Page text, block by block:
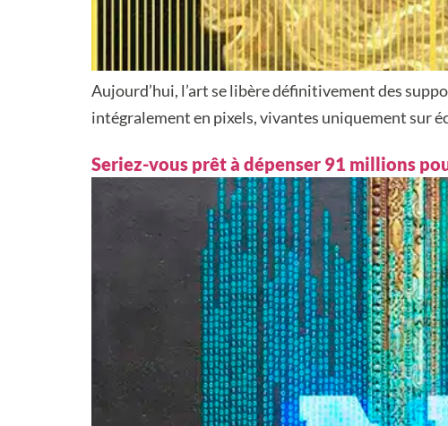
Aujourd’hui, l’art se libère définitivement des
intégralement en pixels, vivantes uniquement sur
Seriez-vous prêt à dépenser 91 millions